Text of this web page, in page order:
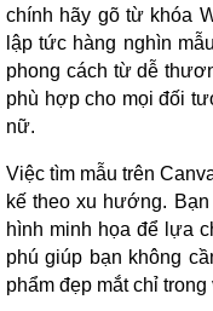
chính hãy gõ từ khóa
lập tức hàng nghìn
phong cách từ dễ
phù hợp cho mọi đối
nữ.
Việc tìm mẫu trên
kế theo xu hướng.
hình minh họa để lựa
phú giúp bạn không
phẩm đẹp mắt chỉ trong